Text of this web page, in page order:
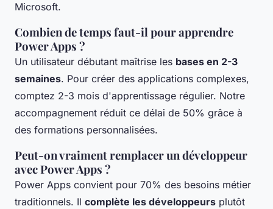
Microsoft.
Combien de temps faut-il pour apprendre
Power Apps ?
Un utilisateur débutant maîtrise les bases en 2-3
semaines. Pour créer des applications complexes,
comptez 2-3 mois d'apprentissage régulier. Notre
accompagnement réduit ce délai de 50% grâce à
des formations personnalisées.
Peut-on vraiment remplacer un développeur
avec Power Apps ?
Power Apps convient pour 70% des besoins métier
traditionnels. Il complète les développeurs plutôt